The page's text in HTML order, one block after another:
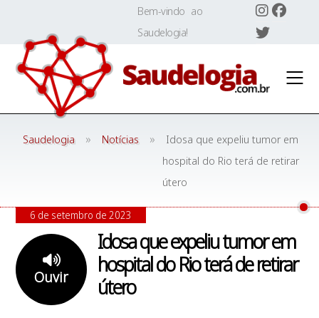
content
Bem-vindo ao
Saudelogia!
Saudelogia » Notícias »
Idosa que expeliu tumor em
hospital do Rio terá de retirar
útero
Idosa que expeliu tumor em
hospital do Rio terá de retirar
útero
Ouvir
6 de setembro de 2023